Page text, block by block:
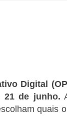
Digital
21 de junho.
quais